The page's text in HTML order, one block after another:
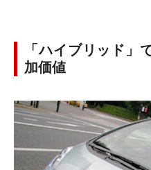
「ハイブリッド」
加価値